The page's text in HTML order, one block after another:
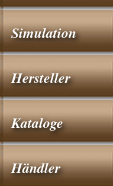
Simulation
Hersteller
Kataloge
Händler